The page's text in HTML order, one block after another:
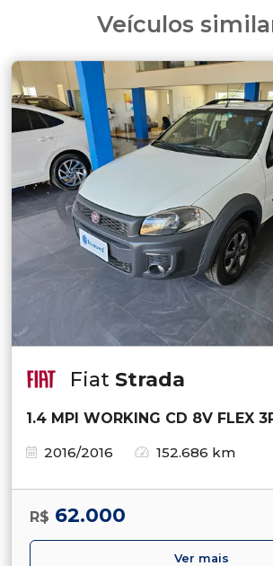
Veículos
Fiat Strada
1.4 MPI WORKING CD 8V FLEX
2016/2016
152.686 km
R$ 62.000
Ver mais